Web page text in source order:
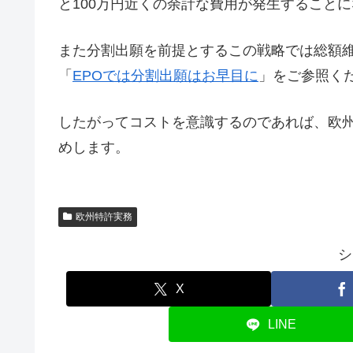
と100万円近くの余計な費用が発生すること
また分割出願を前提とするこの戦略では総
「 EPOでは分割出願はお早目に 」をご参照く
したがってコストを意識するのであれば、
めします。
欧州特許実務
X
LINE